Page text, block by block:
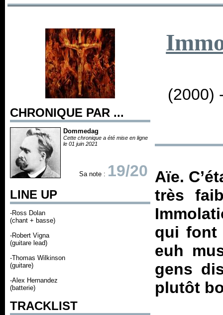
CHRONIQUE PAR ...
Dommedag
Cette chronique a été mise en ligne
le 01 juin 2021
Sa note : 19/20
LINE UP
-Ross Dolan
(chant + basse)
-Robert Vigna
(guitare lead)
-Thomas Wilkinson
(guitare)
-Alex Hernandez
(batterie)
TRACKLIST
(2000)
Aïe.
très
qui font
euh
gens
plutôt